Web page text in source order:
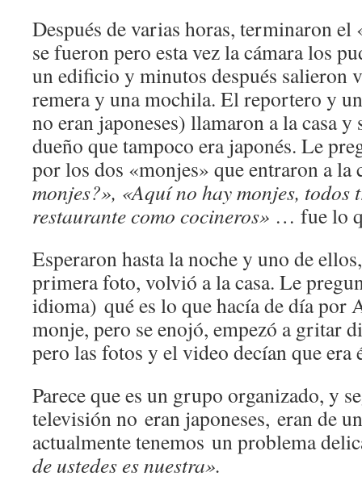
Después de varias horas, terminaron el
se fueron pero esta vez la cámara los
un edificio y minutos después salieron
remera y una mochila. El reportero y
no eran japoneses) llamaron a la casa
dueño que tampoco era japonés. Le
por los dos «monjes» que entraron a
monjes?», «Aquí no hay monjes, todos
restaurante como cocineros» … fue lo
Esperaron hasta la noche y uno de
primera foto, volvió a la casa. Le
idioma) qué es lo que hacía de día por
monje, pero se enojó, empezó a gritar
pero las fotos y el video decían que era
Parece que es un grupo organizado, y
televisión no eran japoneses, eran de
actualmente tenemos un problema
de ustedes es nuestra».